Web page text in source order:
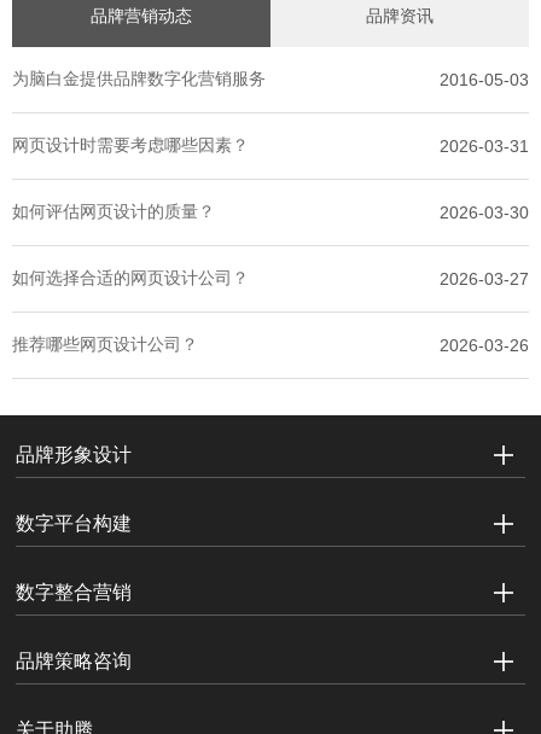
品牌营销动态 品牌资讯
为脑白金提供品牌数字化营销服务 2016-05-03
网页设计时需要考虑哪些因素？ 2026-03-31
如何评估网页设计的质量？ 2026-03-30
如何选择合适的网页设计公司？ 2026-03-27
推荐哪些网页设计公司？ 2026-03-26
品牌形象设计
数字平台构建
数字整合营销
品牌策略咨询
关于助腾